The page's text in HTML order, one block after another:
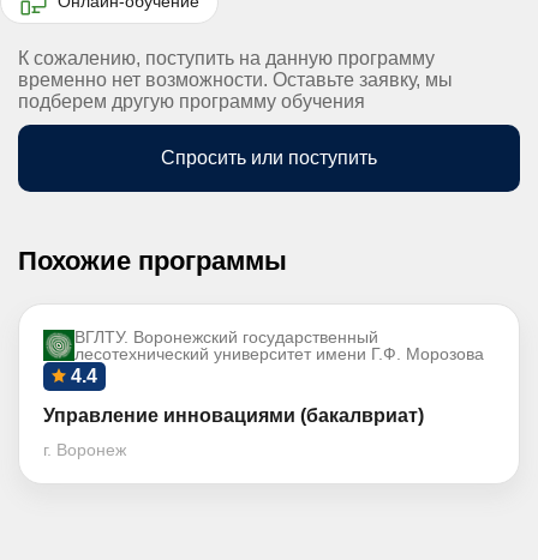
К сожалению, поступить на данную программу
временно нет возможности. Оставьте заявку, мы
подберем другую программу обучения
Спросить или поступить
Похожие программы
ВГЛТУ. Воронежский государственный
лесотехнический университет имени Г.Ф. Морозова
4.4
Управление инновациями (бакалвриат)
г. Воронеж